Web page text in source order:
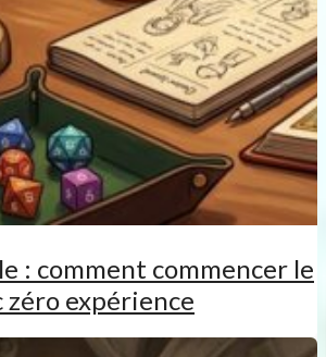
: comment commencer le
zéro expérience